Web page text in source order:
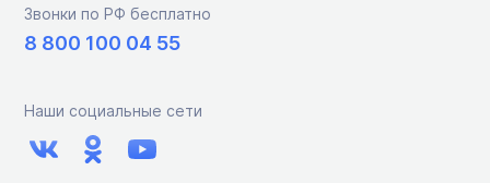
Звонки по РФ бесплатно
8 800 100 04 55
Наши социальные сети